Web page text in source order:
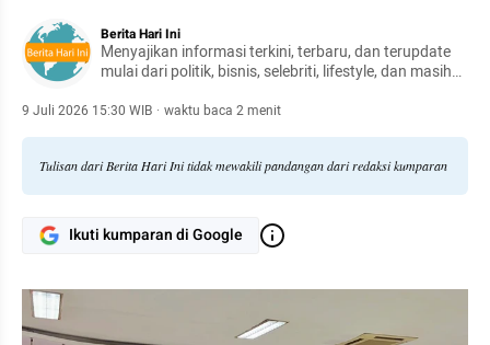
Berita Hari Ini
Menyajikan informasi terkini, terbaru, dan terupdate
mulai dari politik, bisnis, selebriti, lifestyle, dan masih
9 Juli 2026 15:30 WIB · waktu baca 2 menit
Tulisan dari Berita Hari Ini tidak mewakili pandangan dari redaksi kumparan
Ikuti kumparan di Google